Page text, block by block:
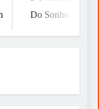
Do Sonho à Vitória